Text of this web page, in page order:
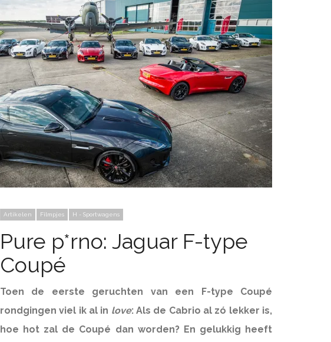
Artikelen Filmpjes H - Sportwagens
Pure p*rno: Jaguar F-type
Coupé
Toen de eerste geruchten van een F-type Coupé
rondgingen viel ik al in love: Als de Cabrio al zó lekker is,
hoe hot zal de Coupé dan worden? En gelukkig heeft